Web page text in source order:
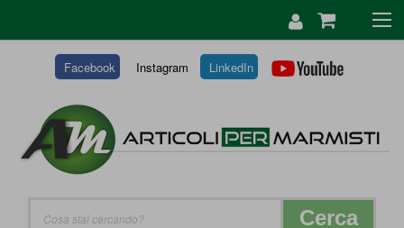
Facebook Instagram LinkedIn
CONTENUTO
Cerca